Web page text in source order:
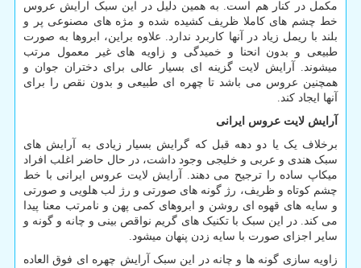
مکمل در کنار هم است. به همین دلیل در این سبک ارایش عروس
خط چشم های کاملا ظریف کشیده شده و مژه های مصنوعی پر و
بلند با ریمل زیاد در آنها کاربرد ندارد. علاوه براین، ابروها به صورت
طبیعی و بدون انحنا و خمیدگی و زاویه های غیر معمول مرتب
میشوند. آرایش لایت گزینه ای بسیار عالی برای دختران جوان و
همچنین عروس می باشد تا چهره ای طبیعی و بدون نقص را برای
آنها ایجاد کند.
آرایش لایت عروس ایرانی
برخلاف یک یا دو دهه قبل که گرایش بسیار زیادی به آرایش های
سبک هندی و عربی و خلیجی وجود داشت، در حال حاضر اغلب افراد
میکاپ ساده را ترجیح می دهند. آرایش لایت عروس ایرانی با خط
چشم کوتاه و ظریف، رژ گونه های صورتی و رژ لب هلویی و صورتی
و سایه های قهوه ای روشن و ابروهای کمی پهن و نامرتب معنا پیدا
می کند. در این سبک با تکنیک های گریم نواقص بینی و چانه و گونه و
سایر اجزای صورت با سایه زدن پنهان میشود.
زاویه سازی گونه ها و چانه در این سبک آرایش چهره ای فوق العاده